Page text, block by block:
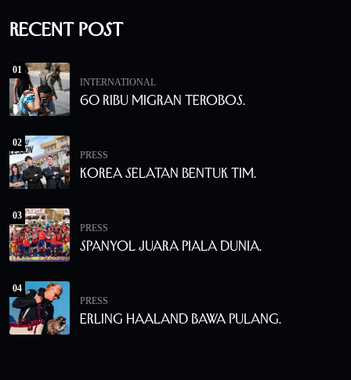
Recent Post
01
INTERNATIONAL
60 Ribu Migran Terobos.
02
PRESS
Korea Selatan Bentuk Tim.
03
PRESS
Spanyol Juara Piala Dunia.
04
PRESS
Erling Haaland Bawa Pulang.